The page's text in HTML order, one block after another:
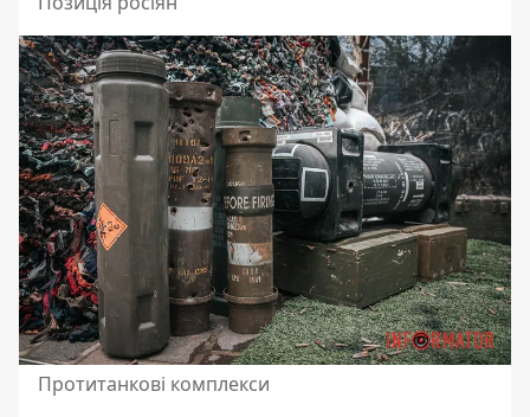
Протитанкові комплекси